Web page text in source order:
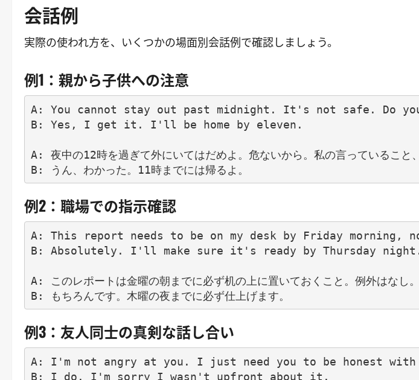
会話例
実際の使われ方を、いくつかの場面別会話例で確認しましょう。
例1：親から子供への注意
A: You cannot stay out past midnight. It's not safe. Do
B: Yes, I get it. I'll be home by eleven.
A: 夜中の12時を過ぎて外にいてはだめよ。危ないから。私の言っていること
例2：職場での指示確認
A: This report needs to be on my desk by Friday morning,
B: Absolutely. I'll make sure it's ready by Thursday
A: このレポートは金曜の朝までに必ず机の上に置いておくこと。例外はなし
例3：友人同士の真剣な話し合い
A: I'm not angry at you. I just need you to be honest with
B: I do. I'm sorry I wasn't upfront about it.